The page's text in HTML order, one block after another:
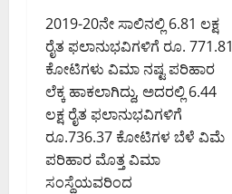
2019-20ನೇ ಸಾಲಿನಲ್ಲಿ 6.81 ಲಕ್ಷ
ರೈತ ಫಲಾನುಭವಿಗಳಿಗೆ ರೂ. 771.81
ಕೋಟಿಗಳು ವಿಮಾ ನಷ್ಟ ಪರಿಹಾರ
ಲೆಕ್ಕ ಹಾಕಲಾಗಿದ್ದು, ಅದರಲ್ಲಿ 6.44
ಲಕ್ಷ ರೈತ ಫಲಾನುಭವಿಗಳಿಗೆ
ರೂ.736.37 ಕೋಟಿಗಳ ಬೆಳೆ ವಿಮೆ
ಪರಿಹಾರ ಮೊತ್ತ ವಿಮಾ
ಸಂಸ್ಥೆಯವರಿಂದ